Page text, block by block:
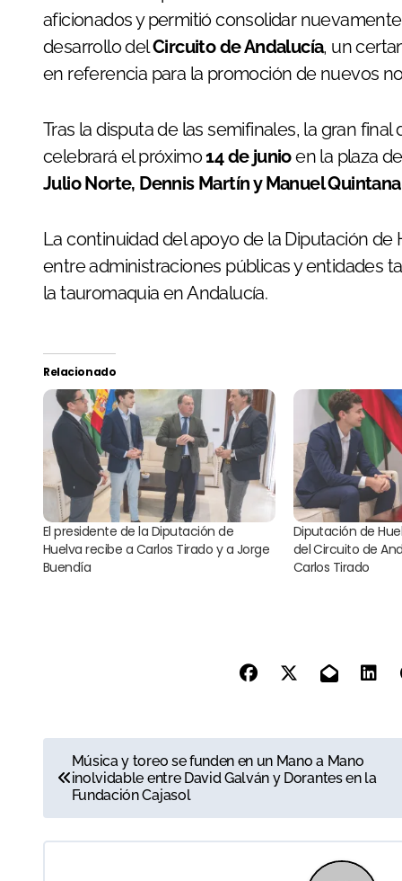
aficionados y permitió consolidar
desarrollo delCircuito de Andalucía, un
en referencia para la promoción de nuevos
Tras la disputa de las semifinales, la gran
celebrará el próximo14 de junioen la plaza
Julio Norte, Dennis Martín y Manuel Quintana
La continuidad del apoyo de la Diputación
entre administraciones públicas y entidades
la tauromaquia en Andalucía.
Relacionado
El presidente de la Diputación de
Huelva recibe a Carlos Tirado y a Jorge
Buendía
Diputación de
del Circuito de
Carlos Tirado
a
v
Música y toreo se funden en un Mano a Mano
inolvidable entre David Galván y Dorantes en la
Fundación Cajasol